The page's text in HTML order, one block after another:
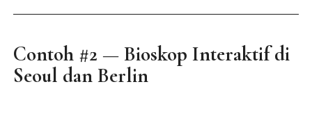
Contoh #2 — Bioskop Interaktif di
Seoul dan Berlin